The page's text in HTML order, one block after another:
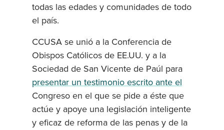
todas las edades y comunidades de todo
el país.
CCUSA se unió a la Conferencia de
Obispos Católicos de EE.UU. y a la
Sociedad de San Vicente de Paúl para
presentar un testimonio escrito ante el
Congreso en el que se pide a éste que
actúe y apoye una legislación inteligente
y eficaz de reforma de las penas y de la